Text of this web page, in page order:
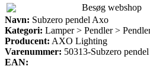
Besøg webshop
Navn: Subzero pendel Axo
Kategori: Lamper > Pendler >
Producent: AXO Lighting
Varenummer: 50313-Subzero
EAN: